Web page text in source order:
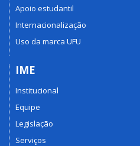
Apoio estudantil
Internacionalização
Uso da marca UFU
IME
Institucional
Equipe
Legislação
Serviços